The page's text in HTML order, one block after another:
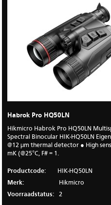
Habrok Pro HQ50LN
Hikmicro Habrok Pro HQ50LN
Spectral Binocular HIK-HQ50LN
@12 μm thermal detector ● High
mK (@25°C, F# = 1.
Productcode:
HIK-HQ50LN
Merk:
Hikmicro
Voorraadstatus:
2